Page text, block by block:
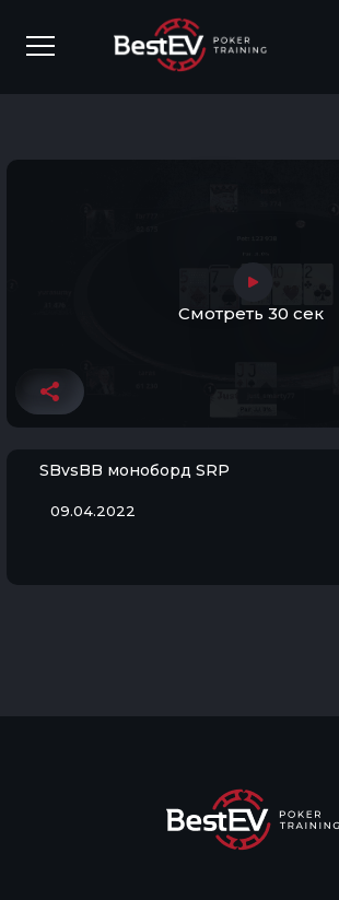
Смотреть 30 сек
SBvsBB моноборд SRP
09.04.2022